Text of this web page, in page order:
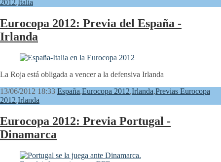
2012,Italia
Eurocopa 2012: Previa del España -
Irlanda
La Roja está obligada a vencer a la defensiva Irlanda
13/06/2012 18:33 España,Eurocopa 2012,Irlanda,Previas Eurocopa
2012,Irlanda
Eurocopa 2012: Previa Portugal -
Dinamarca